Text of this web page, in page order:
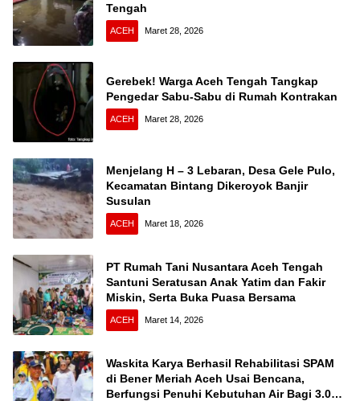
Tengah
ACEH Maret 28, 2026
Gerebek! Warga Aceh Tengah Tangkap
Pengedar Sabu-Sabu di Rumah Kontrakan
ACEH Maret 28, 2026
Menjelang H – 3 Lebaran, Desa Gele Pulo,
Kecamatan Bintang Dikeroyok Banjir
Susulan
ACEH Maret 18, 2026
PT Rumah Tani Nusantara Aceh Tengah
Santuni Seratusan Anak Yatim dan Fakir
Miskin, Serta Buka Puasa Bersama
ACEH Maret 14, 2026
Waskita Karya Berhasil Rehabilitasi SPAM
di Bener Meriah Aceh Usai Bencana,
Berfungsi Penuhi Kebutuhan Air Bagi 3.000